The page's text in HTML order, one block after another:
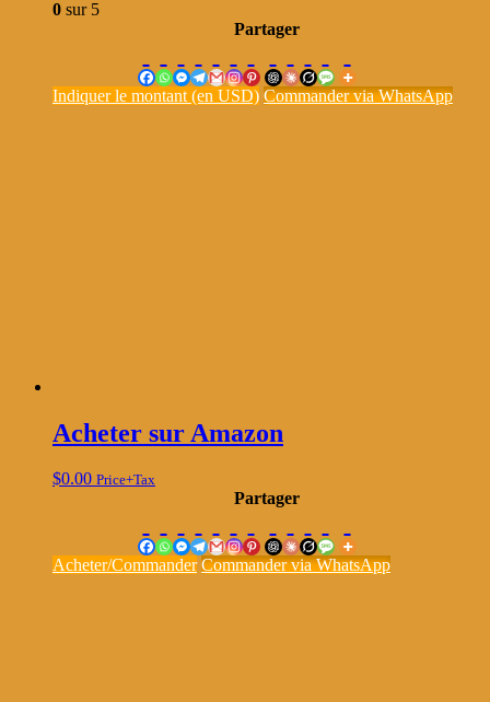
0 sur 5
Partager
Indiquer le montant (en USD) Commander via WhatsApp
Acheter sur Amazon
$0.00 Price+Tax
Partager
Acheter/Commander Commander via WhatsApp